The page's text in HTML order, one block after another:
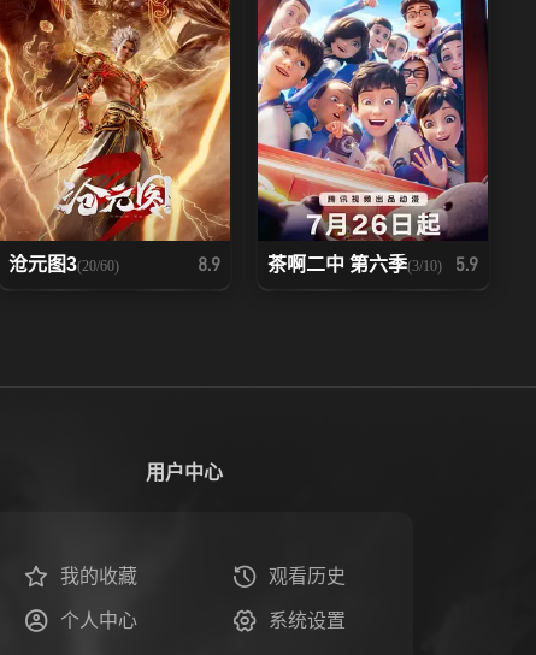
沧元图3(20/60) 8.9 茶啊二中 第六季(3/10) 5.9
用户中心
我的收藏 观看历史
个人中心 系统设置